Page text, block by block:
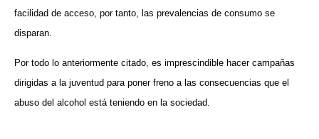
facilidad de acceso, por tanto, las prevalencias de consumo se
disparan.
Por todo lo anteriormente citado, es imprescindible hacer campañas
dirigidas a la juventud para poner freno a las consecuencias que el
abuso del alcohol está teniendo en la sociedad.